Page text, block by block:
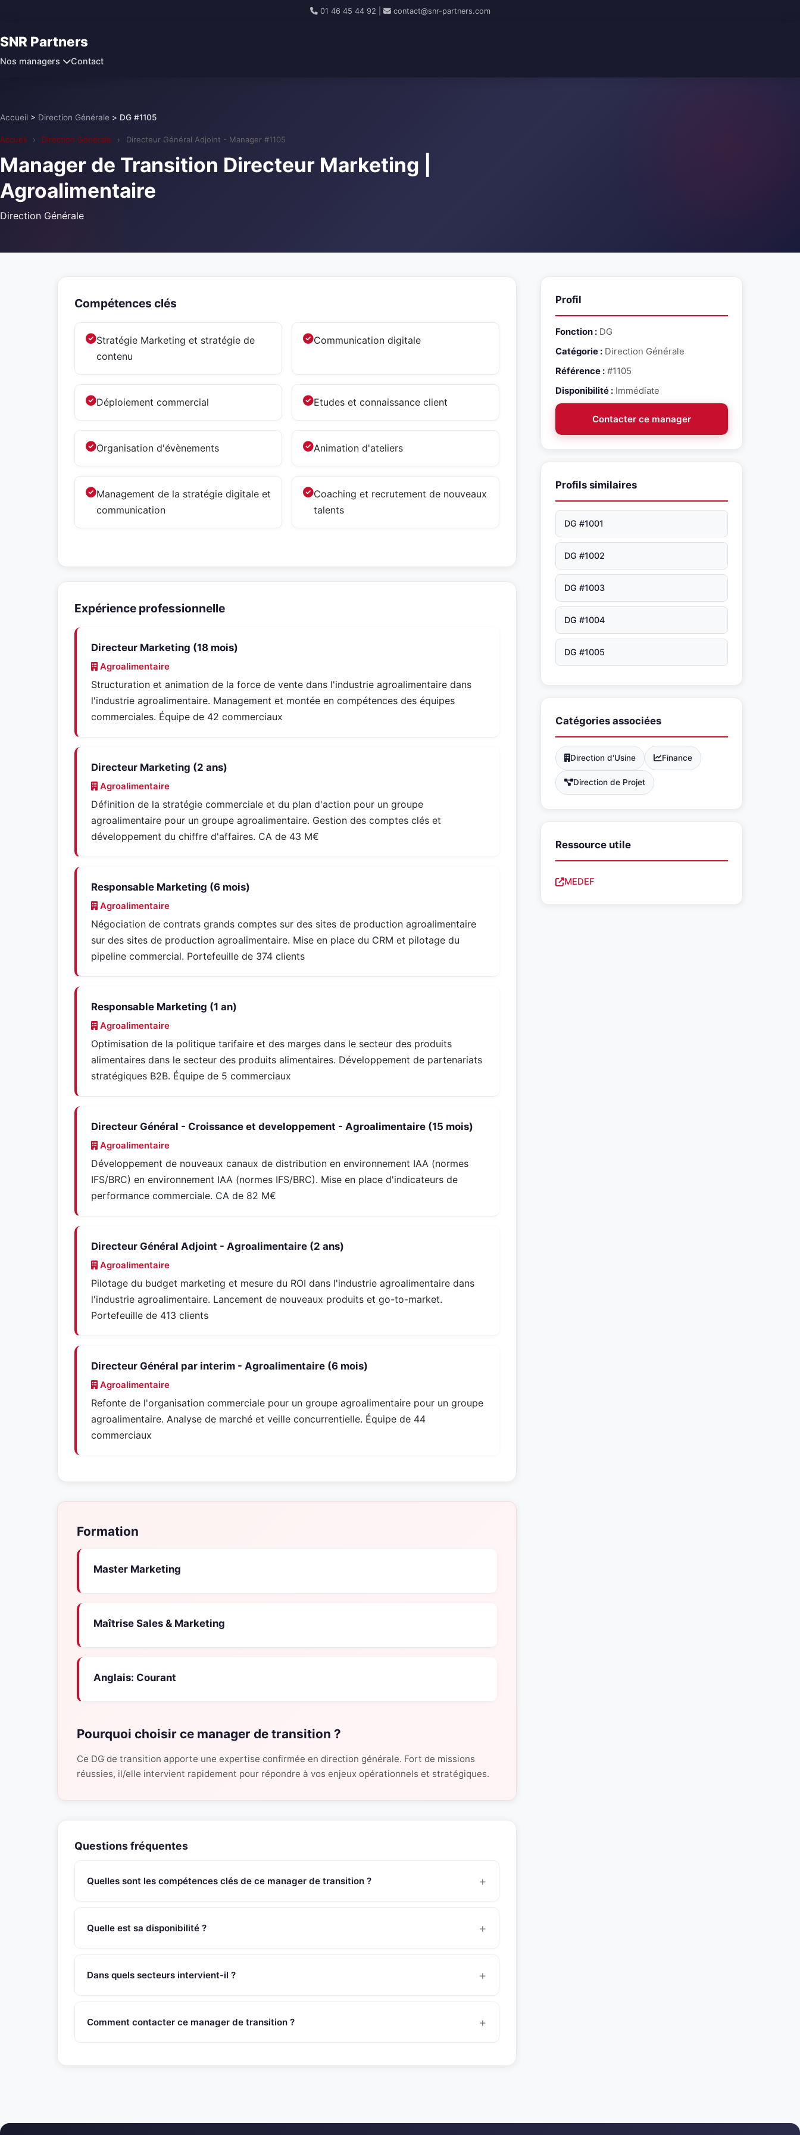
01 46 45 44 92 contact@snr-partners.com
SNR Partners
Nos managers Contact
Accueil > Direction Générale > DG #1105
Accueil › Direction Générale › Directeur Général Adjoint - Manager #1105
Manager de Transition Directeur Marketing |
Agroalimentaire
Direction Générale
Compétences clés
Stratégie Marketing et stratégie de
contenu
Communication digitale
Déploiement commercial Etudes et connaissance client
Organisation d'évènements Animation d'ateliers
Management de la stratégie digitale et
communication
Coaching et recrutement de nouveaux
talents
Expérience professionnelle
Directeur Marketing (18 mois)
Agroalimentaire
Structuration et animation de la force de vente dans l'industrie agroalimentaire dans
l'industrie agroalimentaire. Management et montée en compétences des équipes
commerciales. Équipe de 42 commerciaux
Directeur Marketing (2 ans)
Agroalimentaire
Définition de la stratégie commerciale et du plan d'action pour un groupe
agroalimentaire pour un groupe agroalimentaire. Gestion des comptes clés et
développement du chiffre d'affaires. CA de 43 M€
Responsable Marketing (6 mois)
Agroalimentaire
Négociation de contrats grands comptes sur des sites de production agroalimentaire
sur des sites de production agroalimentaire. Mise en place du CRM et pilotage du
pipeline commercial. Portefeuille de 374 clients
Responsable Marketing (1 an)
Agroalimentaire
Optimisation de la politique tarifaire et des marges dans le secteur des produits
alimentaires dans le secteur des produits alimentaires. Développement de partenariats
stratégiques B2B. Équipe de 5 commerciaux
Directeur Général - Croissance et developpement - Agroalimentaire (15 mois)
Agroalimentaire
Développement de nouveaux canaux de distribution en environnement IAA (normes
IFS/BRC) en environnement IAA (normes IFS/BRC). Mise en place d'indicateurs de
performance commerciale. CA de 82 M€
Directeur Général Adjoint - Agroalimentaire (2 ans)
Agroalimentaire
Pilotage du budget marketing et mesure du ROI dans l'industrie agroalimentaire dans
l'industrie agroalimentaire. Lancement de nouveaux produits et go-to-market.
Portefeuille de 413 clients
Directeur Général par interim - Agroalimentaire (6 mois)
Agroalimentaire
Refonte de l'organisation commerciale pour un groupe agroalimentaire pour un groupe
agroalimentaire. Analyse de marché et veille concurrentielle. Équipe de 44
commerciaux
Formation
Master Marketing
Maîtrise Sales & Marketing
Anglais: Courant
Pourquoi choisir ce manager de transition ?
Ce DG de transition apporte une expertise confirmée en direction générale. Fort de missions
réussies, il/elle intervient rapidement pour répondre à vos enjeux opérationnels et stratégiques.
Questions fréquentes
Quelles sont les compétences clés de ce manager de transition ?
et stratégie de contenu, communication digitale, déploiement commercial, etudes et connaissance client,
Quelle est sa disponibilité ?
SNR Partners vérifie la disponibilité de chaque manager avant de vous le présenter.
Dans quels secteurs intervient-il ?
couvre egalement des contextes de transformation, restructuration et croissance.
Comment contacter ce manager de transition ?
Profil
Fonction : DG
Catégorie : Direction Générale
Référence : #1105
Disponibilité : Immédiate
Contacter ce manager
Profils similaires
DG #1001
DG #1002
DG #1003
DG #1004
DG #1005
Catégories associées
Direction d'Usine Finance
Direction de Projet
Ressource utile
MEDEF